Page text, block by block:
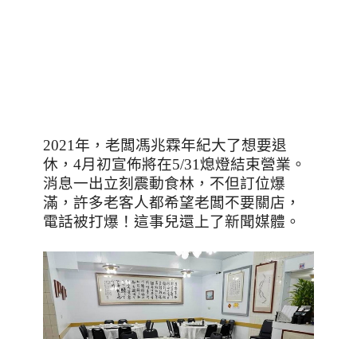
2021年，老闆馮兆霖年紀大了想要退
休，4月初宣佈將在5/31熄燈結束營業。
消息一出立刻震動食林，不但訂位爆
滿，許多老客人都希望老闆不要關店，
電話被打爆！這事兒還上了新聞媒體。